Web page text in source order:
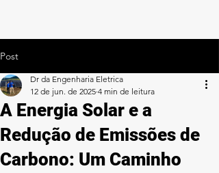
Post
A Energia Solar e a
Redução de Emissões de
Carbono: Um Caminho
Dr da Engenharia Eletrica
12 de jun. de 2025 4 min de leitura